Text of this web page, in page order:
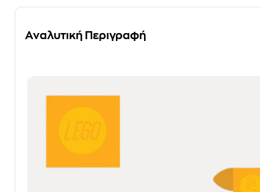
Αναλυτική Περιγραφή